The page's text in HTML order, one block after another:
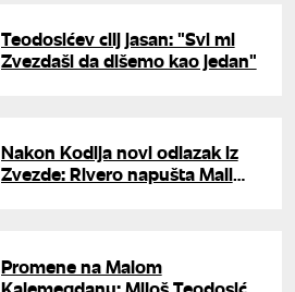
Teodosićev cilj jasan: "Svi mi
Zvezdaši da dišemo kao jedan"
Nakon Kodija novi odlazak iz
Zvezde: Rivero napušta Mali
Promene na Malom